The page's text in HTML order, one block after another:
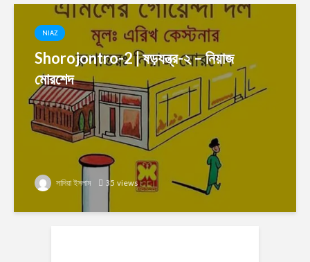
NIAZ
Shorojontro-2 | ষড়যন্ত্র-২ – নিয়াজ
মোরশেদ
সাদিয়া ইসলাম 35 views